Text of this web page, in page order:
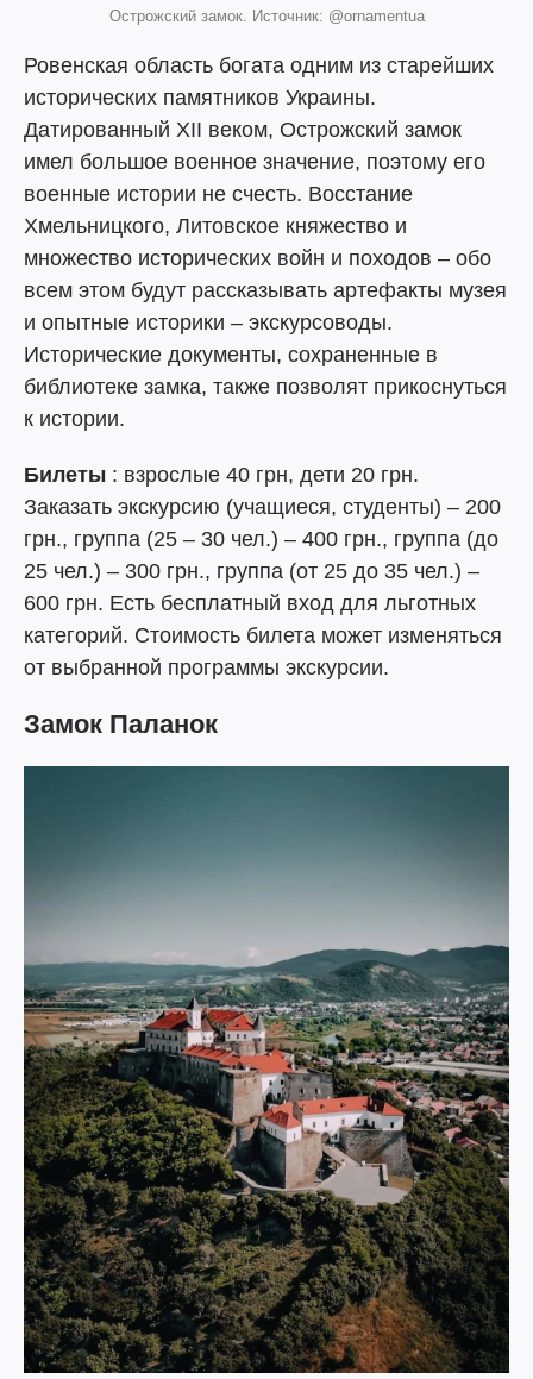
Острожский замок. Источник: @ornamentua
Ровенская область богата одним из старейших
исторических памятников Украины.
Датированный XII веком, Острожский замок
имел большое военное значение, поэтому его
военные истории не счесть. Восстание
Хмельницкого, Литовское княжество и
множество исторических войн и походов – обо
всем этом будут рассказывать артефакты музея
и опытные историки – экскурсоводы.
Исторические документы, сохраненные в
библиотеке замка, также позволят прикоснуться
к истории.
Билеты : взрослые 40 грн, дети 20 грн.
Заказать экскурсию (учащиеся, студенты) – 200
грн., группа (25 – 30 чел.) – 400 грн., группа (до
25 чел.) – 300 грн., группа (от 25 до 35 чел.) –
600 грн. Есть бесплатный вход для льготных
категорий. Стоимость билета может изменяться
от выбранной программы экскурсии.
Замок Паланок